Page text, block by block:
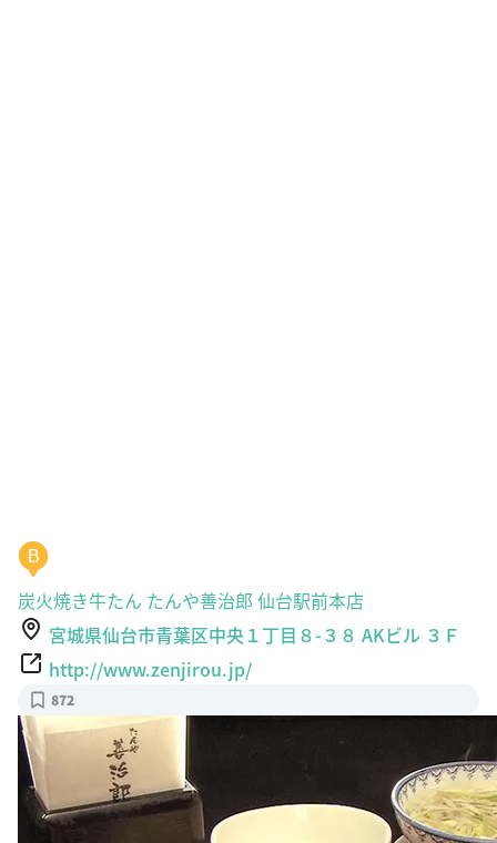
B
炭火焼き牛たん たんや善治郎 仙台駅前本店
宮城県仙台市青葉区中央１丁目８-３８ AKビル ３Ｆ
http://www.zenjirou.jp/
872